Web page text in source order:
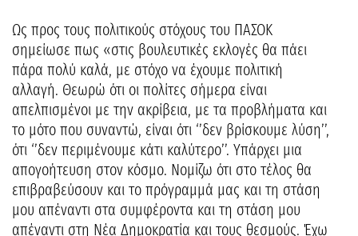
Ως προς τους πολιτικούς στόχους του ΠΑΣΟΚ
σημείωσε πως «στις βουλευτικές εκλογές θα πάει
πάρα πολύ καλά, με στόχο να έχουμε πολιτική
αλλαγή. Θεωρώ ότι οι πολίτες σήμερα είναι
απελπισμένοι με την ακρίβεια, με τα προβλήματα και
το μότο που συναντώ, είναι ότι ‘’δεν βρίσκουμε λύση’’,
ότι ‘’δεν περιμένουμε κάτι καλύτερο’’. Υπάρχει μια
απογοήτευση στον κόσμο. Νομίζω ότι στο τέλος θα
επιβραβεύσουν και το πρόγραμμά μας και τη στάση
μου απέναντι στα συμφέροντα και τη στάση μου
απέναντι στη Νέα Δημοκρατία και τους θεσμούς. Έχω